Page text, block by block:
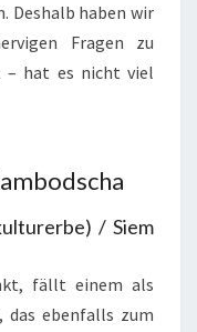
Deshalb haben wir
Fragen zu
– hat es nicht viel
/ Siem
fällt einem als
das ebenfalls zum